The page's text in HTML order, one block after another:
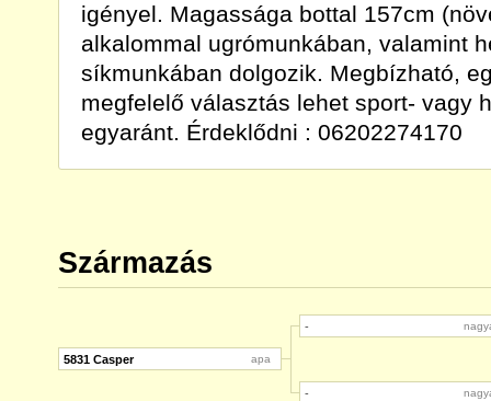
igényel. Magassága bottal 157cm
alkalommal ugrómunkában, valamint
síkmunkában dolgozik. Megbízható,
megfelelő választás lehet sport- vagy
egyaránt. Érdeklődni : 06202274170
Származás
5831 Casper apa
-
-